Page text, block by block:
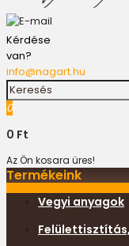
Kérdése
van?
info@nagart.hu
0
0 Ft
Az Ön kosara üres!
Termékeink
Vegyi anyagok